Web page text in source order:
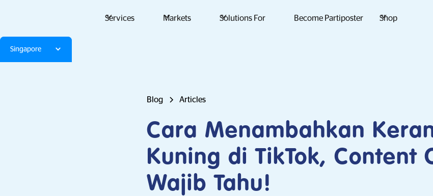
Services Markets Solutions For Become Partiposter Shop
Singapore
Blog Articles
Cara Menambahkan
Kuning di TikTok, Content
Wajib Tahu!